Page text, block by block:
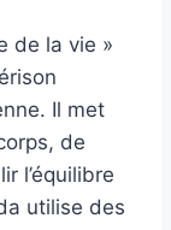
de la vie »
Il met
de
l’équilibre
utilise des